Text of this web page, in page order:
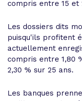
compris entre 15 et
Les dossiers dits
puisqu'ils profitent
actuellement
compris entre 1,80
2,30 % sur 25 ans.
Les banques